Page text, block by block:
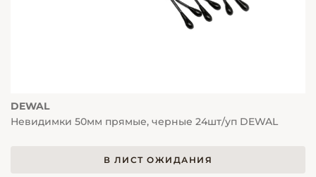
DEWAL
Невидимки 50мм прямые, черные 24шт/уп DEWAL
В ЛИСТ ОЖИДАНИЯ